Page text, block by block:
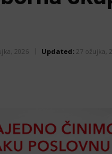
2026 Updated: 27 ožujka,